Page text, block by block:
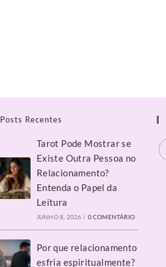
Posts Recentes
Tarot Pode Mostrar se
Existe Outra Pessoa no
Relacionamento?
Entenda o Papel da
Leitura
JUNHO 8, 2026 / 0 COMENTÁRIO
Por que relacionamento
esfria espiritualmente?